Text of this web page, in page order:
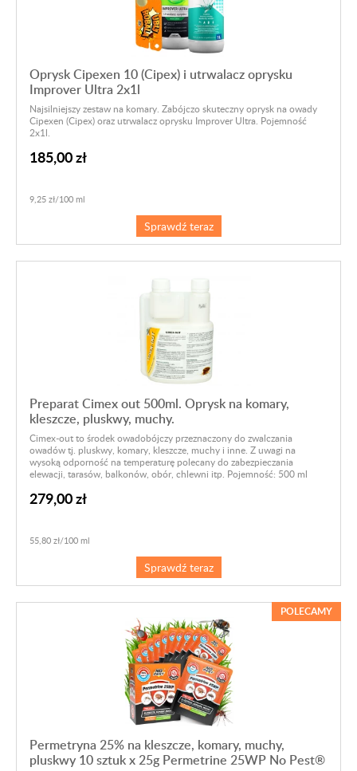
Oprysk Cipexen 10 (Cipex) i utrwalacz oprysku
Improver Ultra 2x1l
Najsilniejszy zestaw na komary. Zabójczo skuteczny oprysk na owady
Cipexen (Cipex) oraz utrwalacz oprysku Improver Ultra. Pojemność
2x1l.
185,00 zł
9,25 zł/100 ml
Sprawdź teraz
Preparat Cimex out 500ml. Oprysk na komary,
kleszcze, pluskwy, muchy.
Cimex-out to środek owadobójczy przeznaczony do zwalczania
owadów tj. pluskwy, komary, kleszcze, muchy i inne. Z uwagi na
wysoką odporność na temperaturę polecany do zabezpieczania
elewacji, tarasów, balkonów, obór, chlewni itp. Pojemność: 500 ml
279,00 zł
55,80 zł/100 ml
Sprawdź teraz
Permetryna 25% na kleszcze, komary, muchy,
pluskwy 10 sztuk x 25g Permetrine 25WP No Pest®
POLECAMY